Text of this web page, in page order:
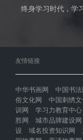
终身学习时代，
友情链接
中华书画网 中国书
俗文化网
中国刺绣
训网
学习力教育中心
胜网
城市品牌建设网
设
域名投资知识网